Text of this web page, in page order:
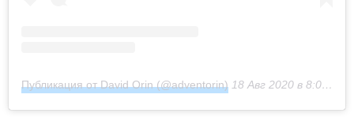
Публикация от David Orin (@adventorin) 18 Авг 2020 в 8:03 PDT